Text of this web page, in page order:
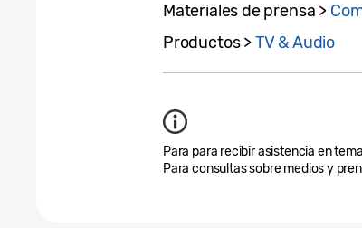
Materiales de prensa >
Productos >TV & Audio
Para para recibir asistencia en
Para consultas sobre medios y